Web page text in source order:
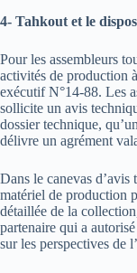
4- Tahkout et le
Pour les assembleurs
activités de production
exécutif N°14-88. Les
sollicite un avis
dossier technique,
délivre un agrément
Dans le canevas d’avis
matériel de production
détaillée de la
partenaire qui a
sur les perspectives de